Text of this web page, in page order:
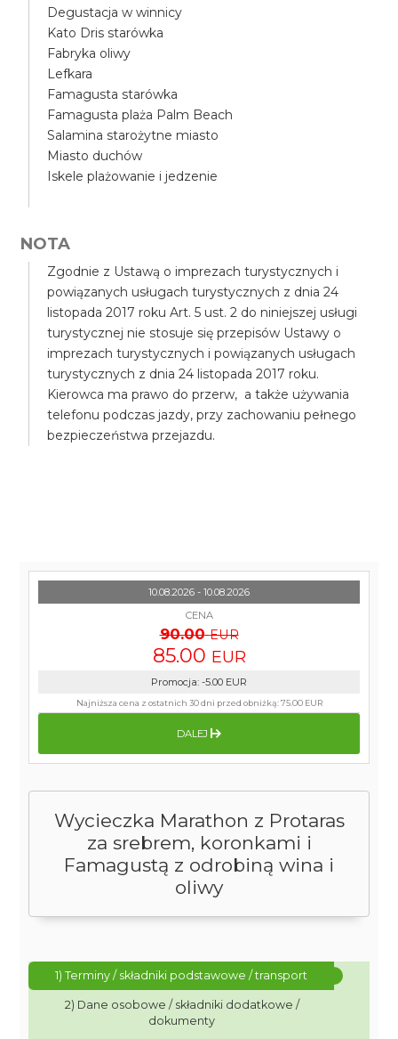
Degustacja w winnicy
Kato Dris starówka
Fabryka oliwy
Lefkara
Famagusta starówka
Famagusta plaża Palm Beach
Salamina starożytne miasto
Miasto duchów
Iskele plażowanie i jedzenie
NOTA
Zgodnie z Ustawą o imprezach turystycznych i
powiązanych usługach turystycznych z dnia 24
listopada 2017 roku Art. 5 ust. 2 do niniejszej usługi
turystycznej nie stosuje się przepisów Ustawy o
imprezach turystycznych i powiązanych usługach
turystycznych z dnia 24 listopada 2017 roku.
Kierowca ma prawo do przerw, a także używania
telefonu podczas jazdy, przy zachowaniu pełnego
bezpieczeństwa przejazdu.
Wycieczka Marathon z Protaras
za srebrem, koronkami i
Famagustą z odrobiną wina i
oliwy
1) Terminy / składniki podstawowe / transport
2) Dane osobowe / składniki dodatkowe /
dokumenty
10.08.2026 - 10.08.2026
CENA
90.00 EUR
85.00 EUR
Promocja: -5.00 EUR
Najniższa cena z ostatnich 30 dni przed obniżką:75.00 EUR
DALEJ